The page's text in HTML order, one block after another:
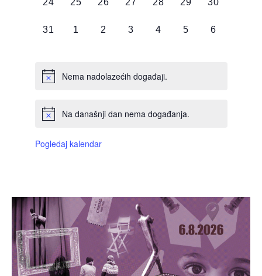
0
31
0
1
0
2
0
3
0
4
0
5
0
6
Nema nadolazećih događaji.
Na današnji dan nema događanja.
Pogledaj kalendar